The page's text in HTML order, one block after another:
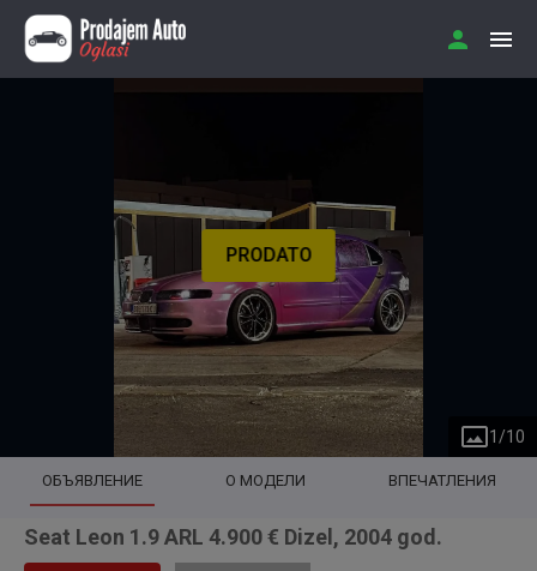
PRODATO
1 /10
ОБЪЯВЛЕНИЕ О МОДЕЛИ ВПЕЧАТЛЕНИЯ
Seat Leon 1.9 ARL 4.900 € Dizel, 2004 god.